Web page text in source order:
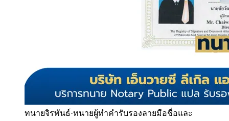
ทนายจิรพันธ์·ทนายผู้ทำคำรับรองลายมือชื่อและ